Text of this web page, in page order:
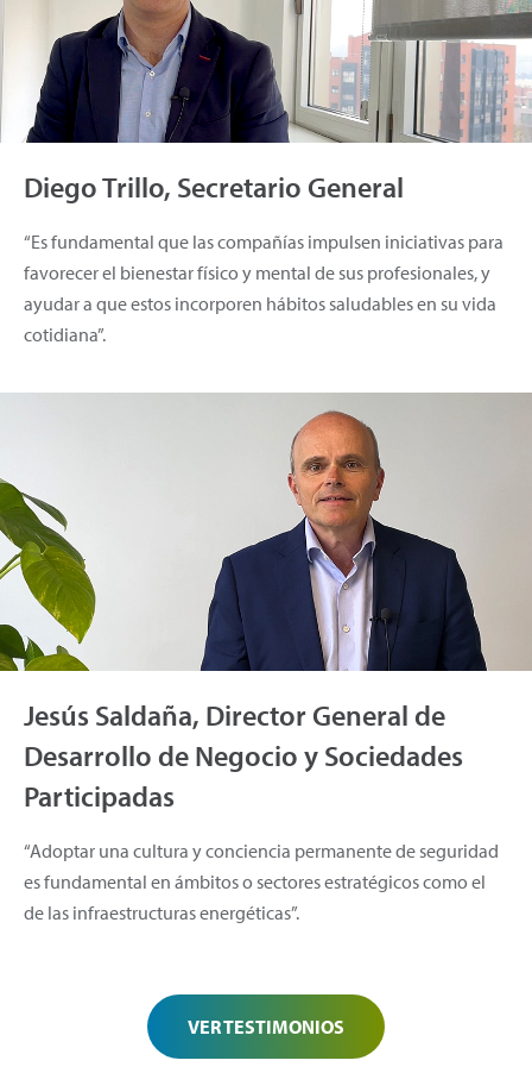
Diego Trillo, Secretario General
“Es fundamental que las compañías impulsen iniciativas para
favorecer el bienestar físico y mental de sus profesionales, y
ayudar a que estos incorporen hábitos saludables en su vida
cotidiana”.
Jesús Saldaña, Director General de
Desarrollo de Negocio y Sociedades
Participadas
“Adoptar una cultura y conciencia permanente de seguridad
es fundamental en ámbitos o sectores estratégicos como el
de las infraestructuras energéticas”.
VER TESTIMONIOS